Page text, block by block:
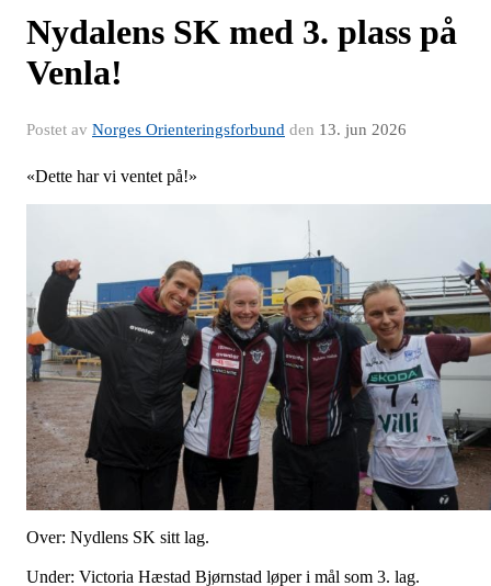
Nydalens SK med 3. plass på
Venla!
Postet av Norges Orienteringsforbund den 13. jun 2026
«Dette har vi ventet på!»
Over: Nydlens SK sitt lag.
Under: Victoria Hæstad Bjørnstad løper i mål som 3. lag.